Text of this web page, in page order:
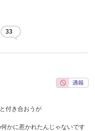
33
付き合おうが
かに惹かれたんじゃないです